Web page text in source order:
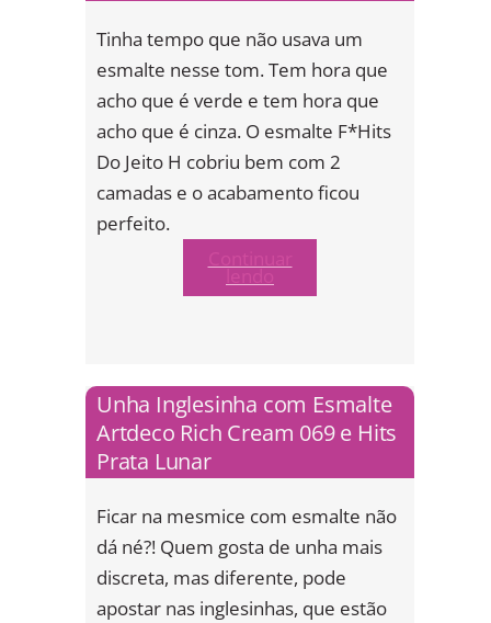
Tinha tempo que não usava um
esmalte nesse tom. Tem hora que
acho que é verde e tem hora que
acho que é cinza. O esmalte F*Hits
Do Jeito H cobriu bem com 2
camadas e o acabamento ficou
perfeito.
lendo
Unha Inglesinha com Esmalte
Artdeco Rich Cream 069 e Hits
Prata Lunar
Ficar na mesmice com esmalte não
dá né?! Quem gosta de unha mais
discreta, mas diferente, pode
apostar nas inglesinhas, que estão